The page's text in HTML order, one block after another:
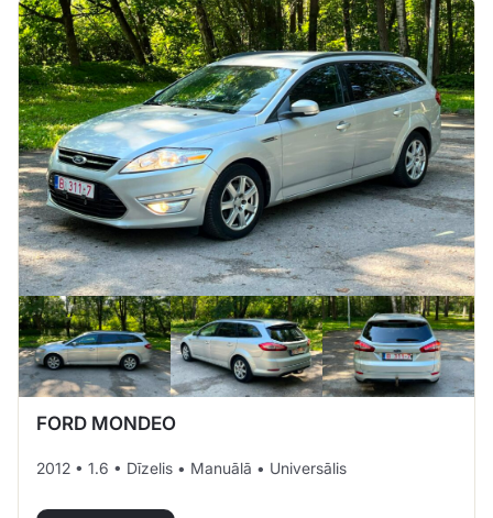
FORD MONDEO
2012 • 1.6 • Dīzelis • Manuālā • Universālis